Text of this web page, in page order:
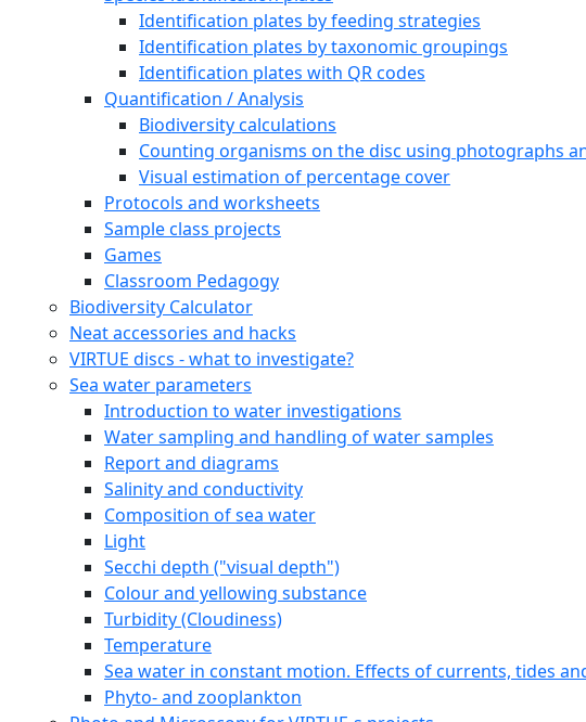
Identification plates by feeding strategies
Identification plates by taxonomic groupings
Identification plates with QR codes
Quantification / Analysis
Biodiversity calculations
Counting organisms on the disc using photographs
Visual estimation of percentage cover
Protocols and worksheets
Sample class projects
Games
Classroom Pedagogy
Biodiversity Calculator
Neat accessories and hacks
VIRTUE discs - what to investigate?
Sea water parameters
Introduction to water investigations
Water sampling and handling of water samples
Report and diagrams
Salinity and conductivity
Composition of sea water
Light
Secchi depth ("visual depth")
Colour and yellowing substance
Turbidity (Cloudiness)
Temperature
Sea water in constant motion. Effects of currents, tides
Phyto- and zooplankton